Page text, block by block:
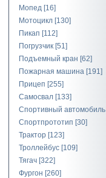
Мопед [16]
Мотоцикл [130]
Пикап [112]
Погрузчик [51]
Подъемный кран [62]
Пожарная машина [191]
Прицеп [255]
Самосвал [133]
Спортивный автомобиль
Спортпрототип [30]
Трактор [123]
Троллейбус [109]
Тягач [322]
Фургон [260]